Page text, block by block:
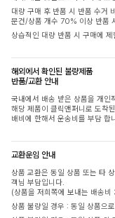
대량 구매 후 반품 시 반품 수거
문건/상품 개수 70% 이상 반품
상습적인 대량 반품 시 구매에 제
해외에서 확인된 불량제품
반품/교환 안내
국내에서 배송 받은 상품을 개인
해당 제품이 클릭앤퍼니로 도착
배비에 한해서 운송비를 부담 합
교환운임 안내
상품 교환은 동일 상품 또는 타
객님 부담입니다.
(상품을 저희쪽에 보내는 배송
상품 불량일 경우 : 동일 상품으